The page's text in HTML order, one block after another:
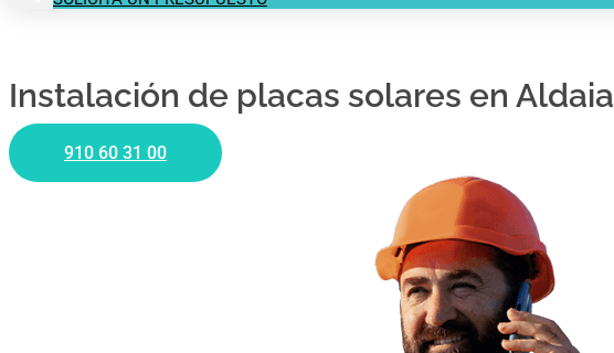
Instalación de placas solares en Aldaia
910 60 31 00